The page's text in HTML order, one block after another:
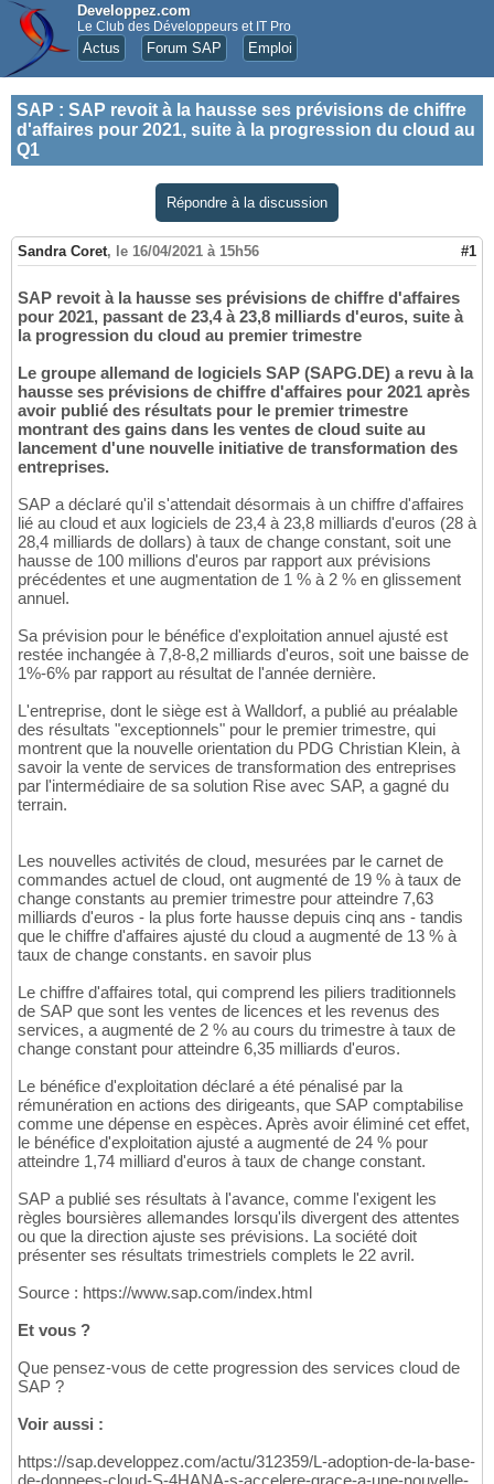
Developpez.com
Le Club des Développeurs et IT Pro
Actus Forum SAP Emploi
SAP : SAP revoit à la hausse ses prévisions de chiffre
d'affaires pour 2021, suite à la progression du cloud au
Q1
Répondre à la discussion
Sandra Coret, le 16/04/2021 à 15h56 #1
SAP revoit à la hausse ses prévisions de chiffre d'affaires
pour 2021, passant de 23,4 à 23,8 milliards d'euros, suite à
la progression du cloud au premier trimestre
Le groupe allemand de logiciels SAP (SAPG.DE) a revu à la
hausse ses prévisions de chiffre d'affaires pour 2021 après
avoir publié des résultats pour le premier trimestre
montrant des gains dans les ventes de cloud suite au
lancement d'une nouvelle initiative de transformation des
entreprises.
SAP a déclaré qu'il s'attendait désormais à un chiffre d'affaires
lié au cloud et aux logiciels de 23,4 à 23,8 milliards d'euros (28 à
28,4 milliards de dollars) à taux de change constant, soit une
hausse de 100 millions d'euros par rapport aux prévisions
précédentes et une augmentation de 1 % à 2 % en glissement
annuel.
Sa prévision pour le bénéfice d'exploitation annuel ajusté est
restée inchangée à 7,8-8,2 milliards d'euros, soit une baisse de
1%-6% par rapport au résultat de l'année dernière.
L'entreprise, dont le siège est à Walldorf, a publié au préalable
des résultats "exceptionnels" pour le premier trimestre, qui
montrent que la nouvelle orientation du PDG Christian Klein, à
savoir la vente de services de transformation des entreprises
par l'intermédiaire de sa solution Rise avec SAP, a gagné du
terrain.
Les nouvelles activités de cloud, mesurées par le carnet de
commandes actuel de cloud, ont augmenté de 19 % à taux de
change constants au premier trimestre pour atteindre 7,63
milliards d'euros - la plus forte hausse depuis cinq ans - tandis
que le chiffre d'affaires ajusté du cloud a augmenté de 13 % à
taux de change constants. en savoir plus
Le chiffre d'affaires total, qui comprend les piliers traditionnels
de SAP que sont les ventes de licences et les revenus des
services, a augmenté de 2 % au cours du trimestre à taux de
change constant pour atteindre 6,35 milliards d'euros.
Le bénéfice d'exploitation déclaré a été pénalisé par la
rémunération en actions des dirigeants, que SAP comptabilise
comme une dépense en espèces. Après avoir éliminé cet effet,
le bénéfice d'exploitation ajusté a augmenté de 24 % pour
atteindre 1,74 milliard d'euros à taux de change constant.
SAP a publié ses résultats à l'avance, comme l'exigent les
règles boursières allemandes lorsqu'ils divergent des attentes
ou que la direction ajuste ses prévisions. La société doit
présenter ses résultats trimestriels complets le 22 avril.
Source : https://www.sap.com/index.html
Et vous ?
Que pensez-vous de cette progression des services cloud de
SAP ?
Voir aussi :
https://sap.developpez.com/actu/312359/L-adoption-de-la-base-